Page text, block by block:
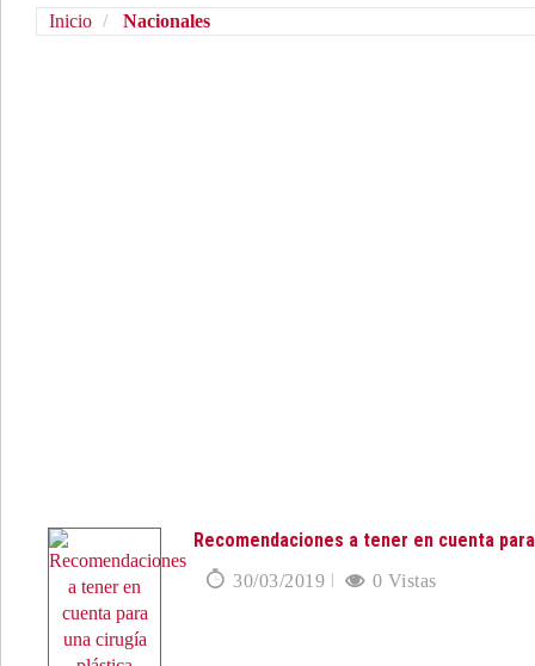
Inicio Nacionales
Recomendaciones a tener en cuenta
30/03/2019 0 Vistas